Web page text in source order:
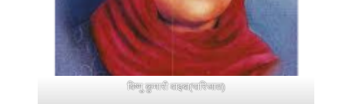
विष्णु कुमारी वाइबा(पारिजात)